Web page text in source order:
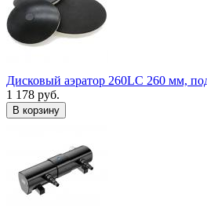
Дисковый аэратор 260LC 260 мм,
1 178 руб.
В корзину